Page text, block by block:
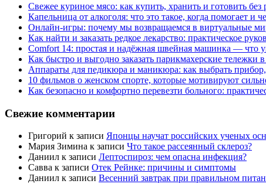
Свежее куриное мясо: как купить, хранить и готовить
Капельница от алкоголя: что это такое, когда помогает и
Онлайн-игры: почему мы возвращаемся в виртуальные
Как найти и заказать редкое лекарство: практическое
Comfort 14: простая и надёжная швейная машинка — что
Как быстро и выгодно заказать парикмахерские тележки
Аппараты для педикюра и маникюра: как выбрать
10 фильмов о женском спорте, которые мотивируют
Как безопасно и комфортно перевезти больного:
Свежие комментарии
Григорий к записи Японцы научат российских ученых
Мария Зимина к записи Что такое рассеянный склероз?
Даниил к записи Лептоспироз: чем опасна инфекция?
Савва к записи Отек Рейнке: причины и симптомы
Даниил к записи Весенний завтрак при правильном